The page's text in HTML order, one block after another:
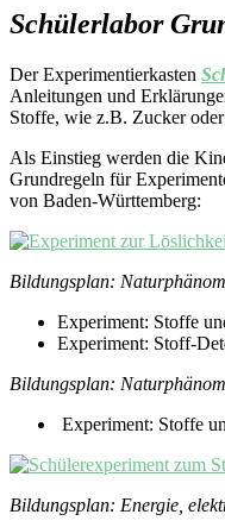
Schülerlabor
Der Experimentierkasten
Anleitungen und
Stoffe, wie z.B. Zucker
Als Einstieg werden die
Grundregeln für
von Baden-Württemberg:
Bildungsplan:
Experiment: Stoffe
Experiment: Stoff-
Bildungsplan:
Experiment: Stoffe
Bildungsplan: Energie,